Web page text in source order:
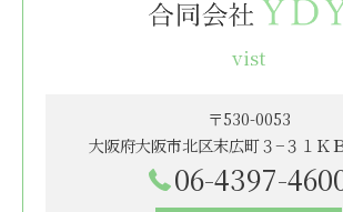
vist
〒530-0053
大阪府大阪市北区末広町３−３１Ｋ
06-4397-